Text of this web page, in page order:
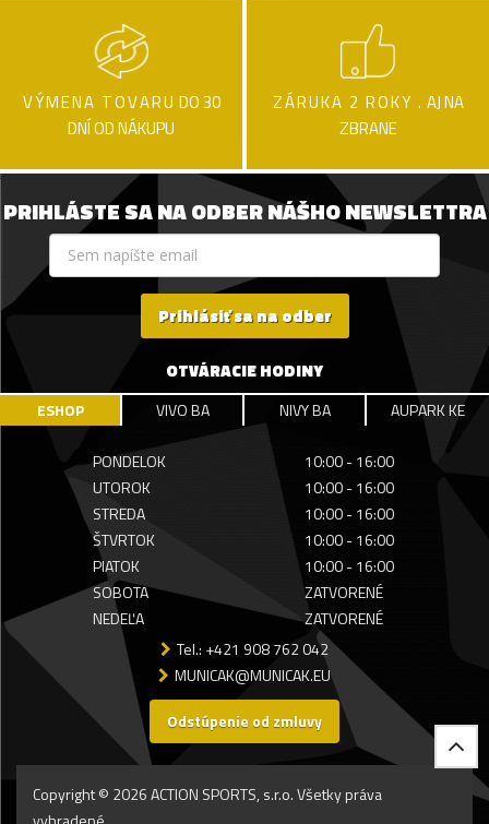
VÝMENA TOVARU DO 30
DNÍ OD NÁKUPU
ZÁRUKA 2 ROKY . AJ NA
ZBRANE
PRIHLÁSTE SA NA ODBER NÁŠHO NEWSLETTRA
Prihlásiť sa na odber
OTVÁRACIE HODINY
ESHOP VIVO BA NIVY BA AUPARK KE
PONDELOK
10:00 - 16:00
UTOROK
10:00 - 16:00
STREDA
10:00 - 16:00
ŠTVRTOK
10:00 - 16:00
PIATOK
10:00 - 16:00
SOBOTA
ZATVORENÉ
NEDEĽA
ZATVORENÉ
Tel.: +421 908 762 042
MUNICAK@MUNICAK.EU
Odstúpenie od zmluvy
Copyright © 2026 ACTION SPORTS, s.r.o. Všetky práva